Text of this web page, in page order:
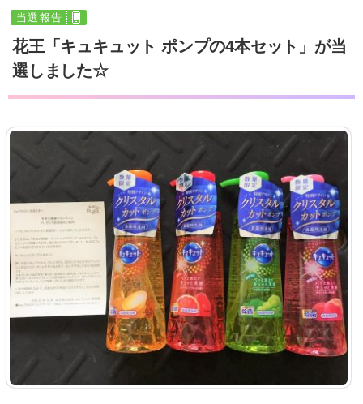
当選報告
花王「キュキュット ポンプの4本セット」が当
選しました☆